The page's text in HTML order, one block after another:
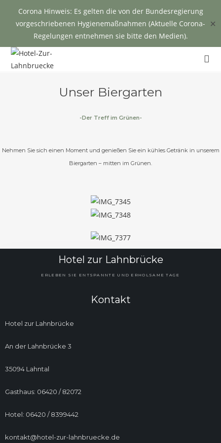
Corona Hinweis: Es gelten die von der Bundesregierung
vorgeschriebenen Hygienemaßnahmen (Aktuelle Corona-
Regelungen entnehmen sie bitte den Medien).
✕
Unser Biergarten
-Der Treff im Grünen-
Nehmen Sie sich einen Moment und genießen Sie ein kühles Getränk in unserem
Biergarten – mitten im Grünen.
Hotel zur Lahnbrücke
ERLEBEN SIE ENTSPANNTE UND ERHOLSAME TAGE
Kontakt
Hotel zur Lahnbrücke
An der Lahnbrücke 3
35094 Lahntal
Gasthaus: 06420 / 82072
Hotel: 06420 / 8399442
kontakt@hotel-zur-lahnbruecke.de